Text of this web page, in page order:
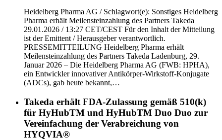
Heidelberg Pharma AG / Schlagwort(e): Sonstiges Heidelberg
Pharma erhält Meilensteinzahlung des Partners Takeda
29.01.2026 / 13:27 CET/CEST Für den Inhalt der Mitteilung
ist der Emittent / Herausgeber verantwortlich.
PRESSEMITTEILUNG Heidelberg Pharma erhält
Meilensteinzahlung des Partners Takeda Ladenburg, 29.
Januar 2026 – Die Heidelberg Pharma AG (FWB: HPHA),
ein Entwickler innovativer Antikörper-Wirkstoff-Konjugate
(ADCs), gab heute bekannt,…
Takeda erhält FDA-Zulassung gemäß 510(k)
für HyHubTM und HyHubTM Duo Duo zur
Vereinfachung der Verabreichung von
HYQVIA®